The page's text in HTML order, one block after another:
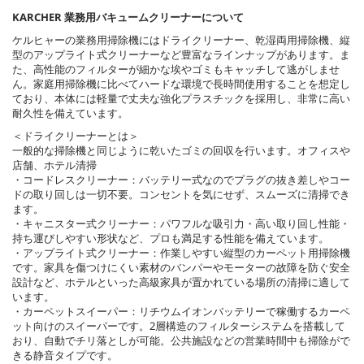
KARCHER 業務用バキュームクリーナーについて
ケルヒャーの業務用掃除機にはドライクリーナー、乾湿両用掃除機、縦
型のアップライト式クリーナーなど豊富なラインナップがあります。ま
た、高性能のフィルターが細かな埃やゴミもキャッチして逃がしませ
ん。家庭用掃除機に比べてハードな環境で長時間使用することを想定し
ており、本体には軽量で丈夫な強化プラスチックを採用し、非常に高い
耐久性を備えています。
＜ドライクリーナーとは＞
一般的な掃除機と同じように乾いたゴミの回収を行います。オフィスや
店舗、ホテル清掃
・コードレスクリーナー：バッテリー式なのでプラグの抜き差しやコー
ドの取り回しは一切不要。コンセントを気にせず、スムーズに清掃でき
ます。
・キャニスター式クリーナー：パワフルな吸引力・高い取り回し性能・
持ち運びしやすい形状など、プロも満足する性能を備えています。
・アップライト式クリーナー：作業しやすい縦型のカーペット用掃除機
です。家具を傷つけにくい素材のバンパーやモーターの故障を防ぐ安全
設計など、ホテルといった高級家具が置かれている場所の清掃に適して
います。
・カーペットスイーパー：リチウムイオンバッテリーで稼働するカーペ
ット向けのスイーパーです。2層構造のフィルターシステムを搭載して
おり、自動でチリ落としが可能。公共施設などの営業時間中も掃除がで
きる静音タイプです。